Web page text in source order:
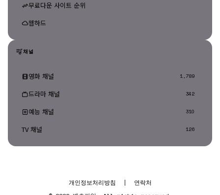
무료다운 사이트 순위
웹하드
채널
영화 채널 1,789
드라마 채널 342
예능 채널 310
TV 채널 126
개인정보처리방침 |
연락처